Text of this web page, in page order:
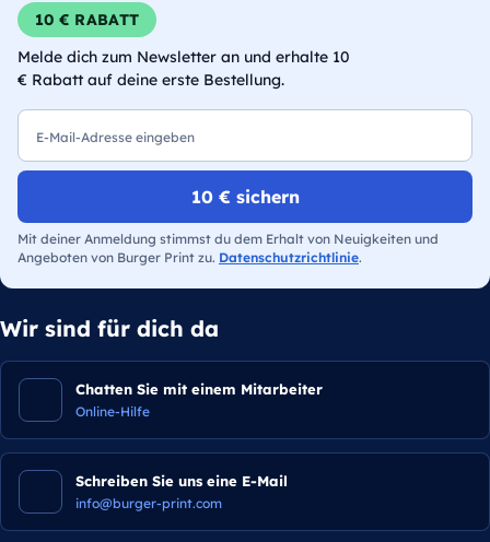
10 € RABATT
Melde dich zum Newsletter an und erhalte 10
€ Rabatt auf deine erste Bestellung.
10 € sichern
Mit deiner Anmeldung stimmst du dem Erhalt von Neuigkeiten und
Angeboten von Burger Print zu. Datenschutzrichtlinie.
Wir sind für dich da
Chatten Sie mit einem Mitarbeiter
Online-Hilfe
Schreiben Sie uns eine E-Mail
info@burger-print.com